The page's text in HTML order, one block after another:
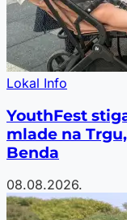
Lokal Info
YouthFest
mlade na
Benda
08.08.2026.